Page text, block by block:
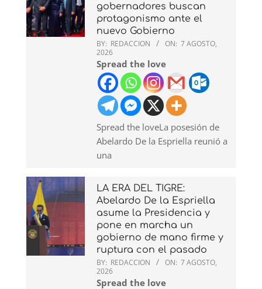
gobernadores buscan
protagonismo ante el
nuevo Gobierno
BY: REDACCION ON: 7 AGOSTO,
2026
Spread the love
Spread the loveLa posesión de
Abelardo De la Espriella reunió a
una
LA ERA DEL TIGRE:
Abelardo De la Espriella
asume la Presidencia y
pone en marcha un
gobierno de mano firme y
ruptura con el pasado
BY: REDACCION ON: 7 AGOSTO,
2026
Spread the love